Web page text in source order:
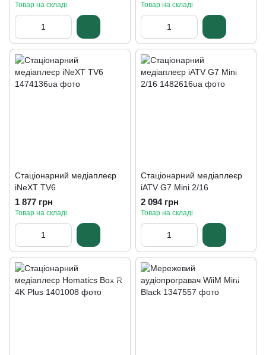
Товар на складі Товар на складі
Стаціонарний медіаплеєр
iNeXT TV6
1 877 грн
Товар на складі
Стаціонарний медіаплеєр
iATV G7 Mini 2/16
2 094 грн
Товар на складі